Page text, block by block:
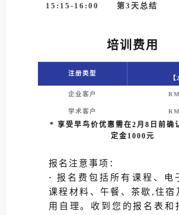
15:15-16:00 第3天总结
培训费用
注册类型
企业客户
学术客户
* 享受早鸟价优惠需在2月8日前确
定金1000元
报名注意事项：
·报名费包括所有课程、电
课程材料、午餐、茶歇,住宿
用自理。收到您的报名表和